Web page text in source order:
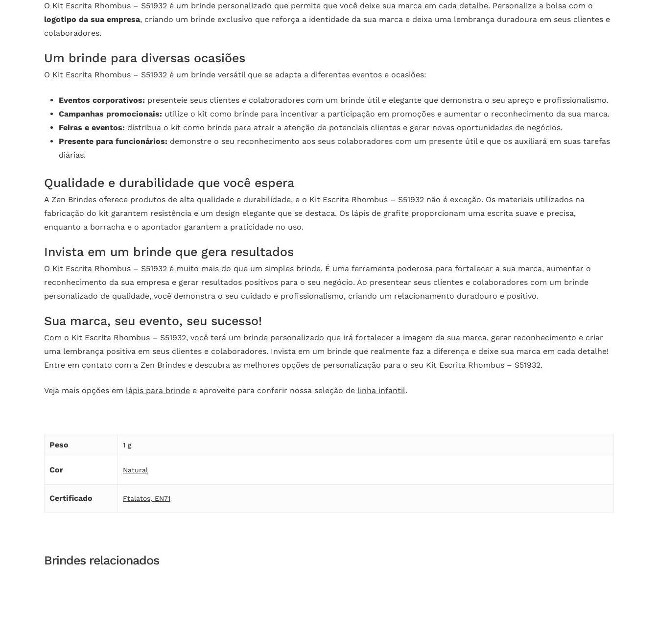
O Kit Escrita Rhombus – S51932 é um brinde personalizado que permite que você deixe sua marca em cada detalhe. Personalize a bolsa com o
logotipo da sua empresa, criando um brinde exclusivo que reforça a identidade da sua marca e deixa uma lembrança duradoura em seus clientes e
colaboradores.
Um brinde para diversas ocasiões
O Kit Escrita Rhombus – S51932 é um brinde versátil que se adapta a diferentes eventos e ocasiões:
Eventos corporativos: presenteie seus clientes e colaboradores com um brinde útil e elegante que demonstra o seu apreço e profissionalismo.
Campanhas promocionais: utilize o kit como brinde para incentivar a participação em promoções e aumentar o reconhecimento da sua marca.
Feiras e eventos: distribua o kit como brinde para atrair a atenção de potenciais clientes e gerar novas oportunidades de negócios.
Presente para funcionários: demonstre o seu reconhecimento aos seus colaboradores com um presente útil e que os auxiliará em suas tarefas
diárias.
Qualidade e durabilidade que você espera
A Zen Brindes oferece produtos de alta qualidade e durabilidade, e o Kit Escrita Rhombus – S51932 não é exceção. Os materiais utilizados na
fabricação do kit garantem resistência e um design elegante que se destaca. Os lápis de grafite proporcionam uma escrita suave e precisa,
enquanto a borracha e o apontador garantem a praticidade no uso.
Invista em um brinde que gera resultados
O Kit Escrita Rhombus – S51932 é muito mais do que um simples brinde. É uma ferramenta poderosa para fortalecer a sua marca, aumentar o
reconhecimento da sua empresa e gerar resultados positivos para o seu negócio. Ao presentear seus clientes e colaboradores com um brinde
personalizado de qualidade, você demonstra o seu cuidado e profissionalismo, criando um relacionamento duradouro e positivo.
Sua marca, seu evento, seu sucesso!
Com o Kit Escrita Rhombus – S51932, você terá um brinde personalizado que irá fortalecer a imagem da sua marca, gerar reconhecimento e criar
uma lembrança positiva em seus clientes e colaboradores. Invista em um brinde que realmente faz a diferença e deixe sua marca em cada detalhe!
Entre em contato com a Zen Brindes e descubra as melhores opções de personalização para o seu Kit Escrita Rhombus – S51932.
Veja mais opções em lápis para brinde e aproveite para conferir nossa seleção de linha infantil.
Peso 1 g
Cor Natural
Certificado Ftalatos, EN71
Brindes relacionados